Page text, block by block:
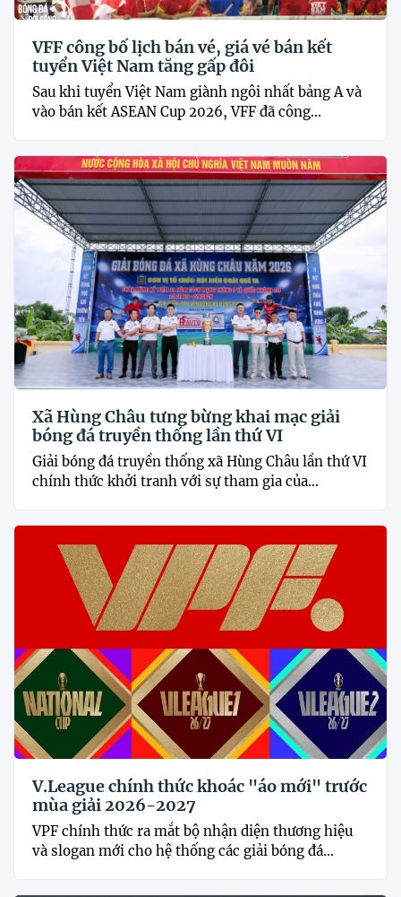
VFF công bố lịch bán vé, giá vé bán kết
tuyển Việt Nam tăng gấp đôi
Sau khi tuyển Việt Nam giành ngôi nhất bảng A và
vào bán kết ASEAN Cup 2026, VFF đã công...
Xã Hùng Châu tưng bừng khai mạc giải
bóng đá truyền thống lần thứ VI
Giải bóng đá truyền thống xã Hùng Châu lần thứ VI
chính thức khởi tranh với sự tham gia của...
V.League chính thức khoác "áo mới" trước
mùa giải 2026-2027
VPF chính thức ra mắt bộ nhận diện thương hiệu
và slogan mới cho hệ thống các giải bóng đá...